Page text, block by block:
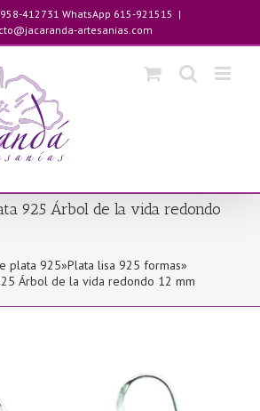
412731 WhatsApp 615-921515 |
artesanias.com
925 Árbol de la vida redondo
plata 925»Plata lisa 925 formas»
Árbol de la vida redondo 12 mm